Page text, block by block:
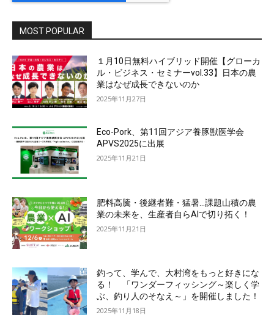
MOST POPULAR
１月10日無料ハイブリッド開催【グローカ
ル・ビジネス・セミナーvol.33】日本の農
業はなぜ成長できないのか
2025年11月27日
Eco-Pork、第11回アジア養豚獣医学会
APVS2025に出展
2025年11月21日
肥料高騰・後継者難・猛暑…課題山積の農
業の未来を、生産者自らAIで切り拓く！
2025年11月21日
釣って、学んで、大村湾をもっと好きにな
る！ 「ワンダーフィッシング～楽しく学
ぶ、釣り人のそなえ～」を開催しました！
2025年11月18日